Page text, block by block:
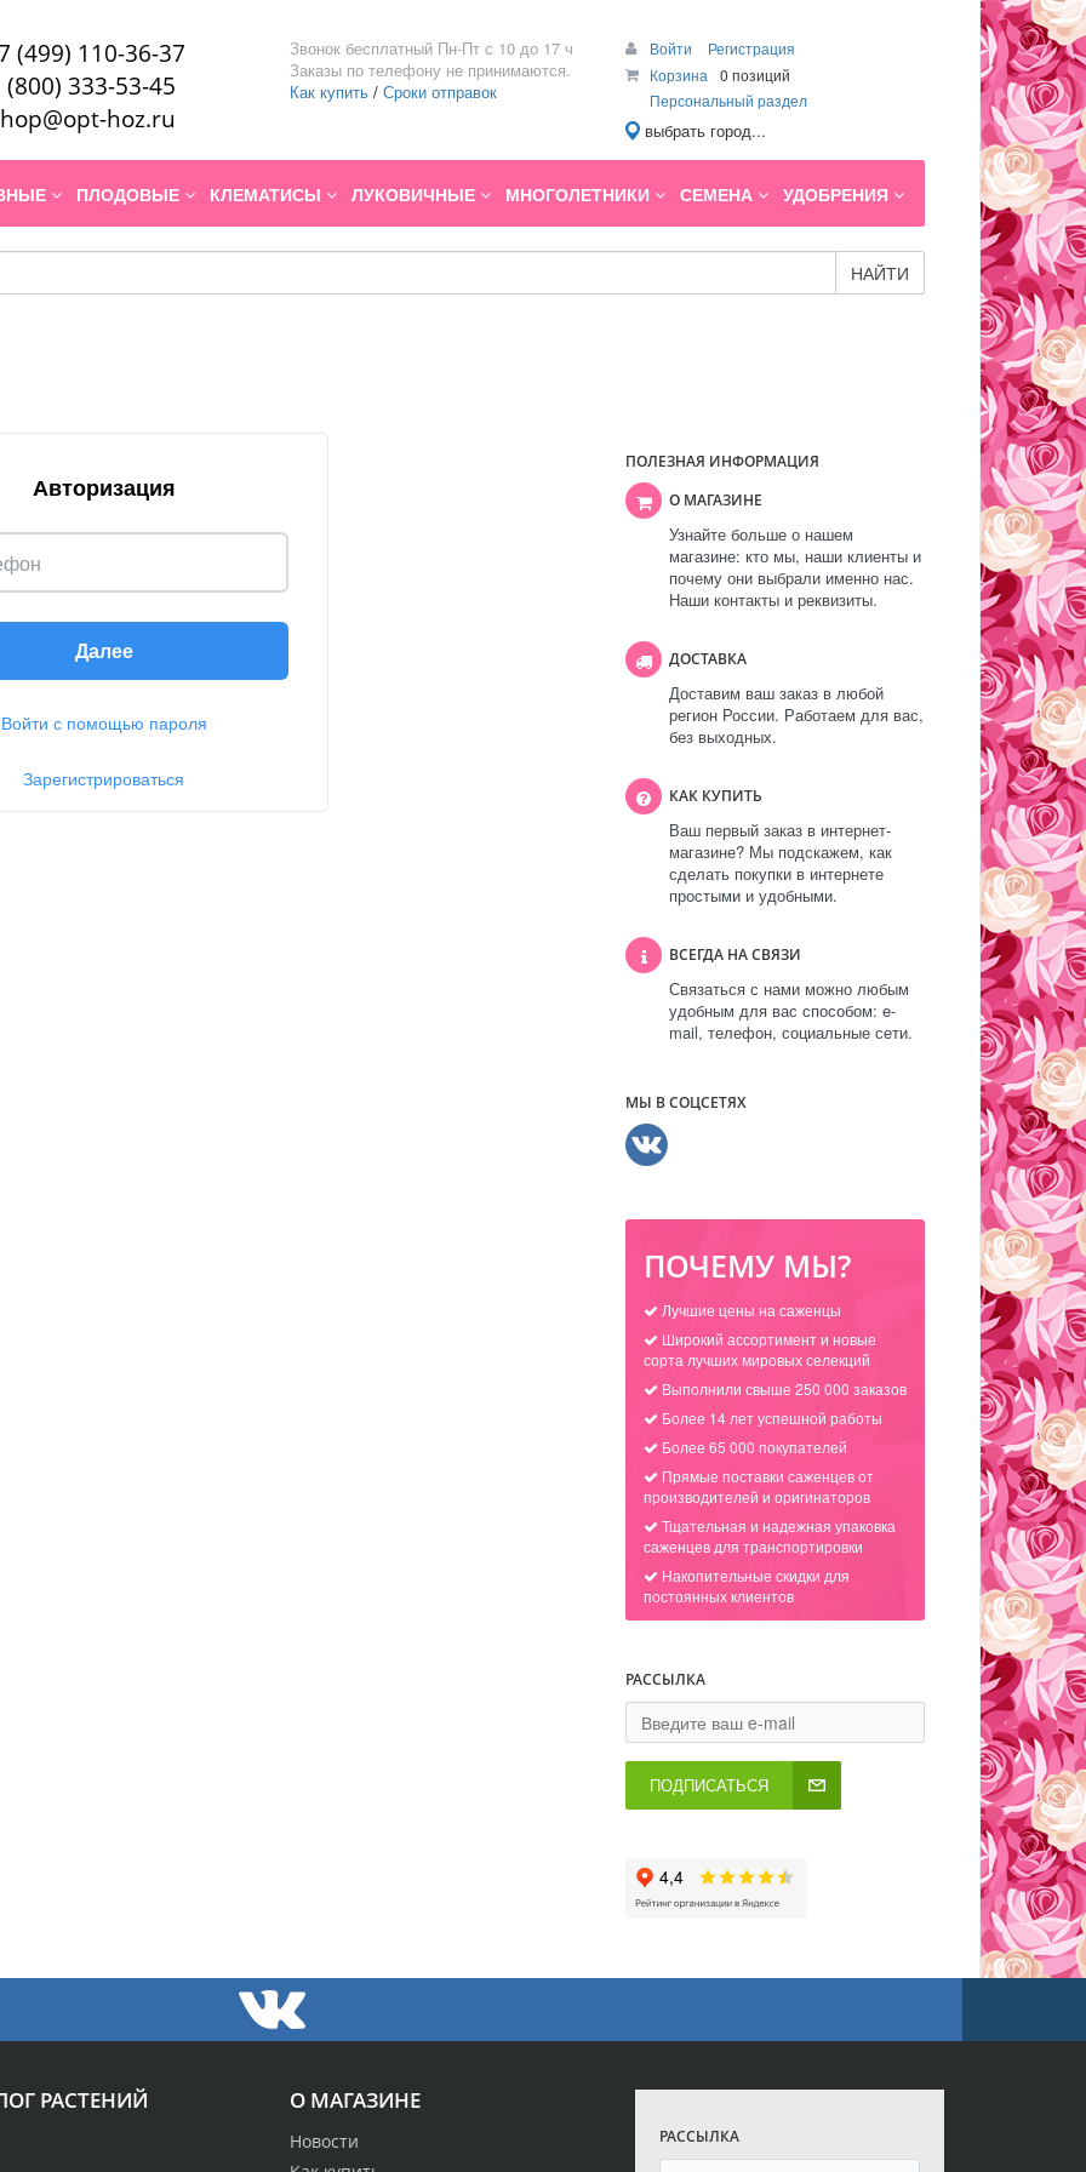
(499) 110-36-37
(800) 333-53-45
hoz.ru
Звонок бесплатный Пн-Пт с 10 до 17 ч
Заказы по телефону не принимаются.
Как купить / Сроки отправок
Войти
Регистрация
Корзина
0 позиций
Персональный раздел
выбрать город...
ПЛОДОВЫЕ КЛЕМАТИСЫ ЛУКОВИЧНЫЕ МНОГОЛЕТНИКИ СЕМЕНА УДОБРЕНИЯ
НАЙТИ
Авторизация
Далее
Войти с помощью пароля
Зарегистрироваться
ПОЛЕЗНАЯ ИНФОРМАЦИЯ
О МАГАЗИНЕ
Узнайте больше о нашем
магазине: кто мы, наши клиенты и
почему они выбрали именно нас.
Наши контакты и реквизиты.
ДОСТАВКА
Доставим ваш заказ в любой
регион России. Работаем для вас,
без выходных.
КАК КУПИТЬ
Ваш первый заказ в интернет-
магазине? Мы подскажем, как
сделать покупки в интернете
простыми и удобными.
ВСЕГДА НА СВЯЗИ
Связаться с нами можно любым
удобным для вас способом: e-
mail, телефон, социальные сети.
МЫ В СОЦСЕТЯХ
ПОЧЕМУ МЫ?
Лучшие цены на саженцы
Широкий ассортимент и новые
сорта лучших мировых селекций
Выполнили свыше 250 000 заказов
Более 14 лет успешной работы
Более 65 000 покупателей
Прямые поставки саженцев от
производителей и оригинаторов
Тщательная и надежная упаковка
саженцев для транспортировки
Накопительные скидки для
постоянных клиентов
РАССЫЛКА
ПОДПИСАТЬСЯ
О МАГАЗИНЕ
Новости
РАСТЕНИЙ
РАССЫЛКА